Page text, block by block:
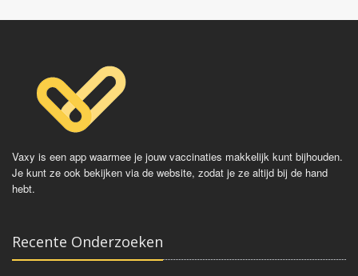
Vaxy is een app waarmee je jouw vaccinaties makkelijk kunt bijhouden.
Je kunt ze ook bekijken via de website, zodat je ze altijd bij de hand
hebt.
Recente Onderzoeken